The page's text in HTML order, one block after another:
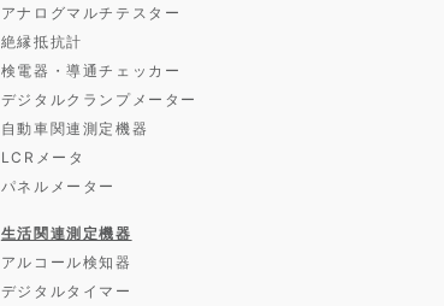
アナログマルチテスター
絶縁抵抗計
検電器・導通チェッカー
デジタルクランプメーター
自動車関連測定機器
LCRメータ
パネルメーター
生活関連測定機器
アルコール検知器
デジタルタイマー